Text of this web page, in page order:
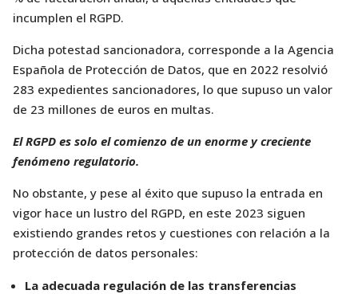
incumplen el RGPD.
Dicha potestad sancionadora, corresponde a la Agencia
Española de Protección de Datos, que en 2022 resolvió
283 expedientes sancionadores, lo que supuso un valor
de 23 millones de euros en multas.
El RGPD es solo el comienzo de un enorme y creciente
fenómeno regulatorio.
No obstante, y pese al éxito que supuso la entrada en
vigor hace un lustro del RGPD, en este 2023 siguen
existiendo grandes retos y cuestiones con relación a la
protección de datos personales:
La adecuada regulación de las transferencias